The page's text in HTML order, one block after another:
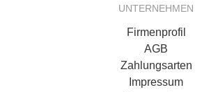
UNTERNEHMEN
Firmenprofil
AGB
Zahlungsarten
Impressum